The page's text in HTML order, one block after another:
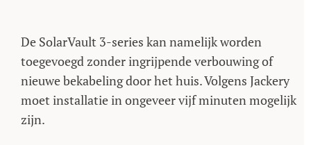
De SolarVault 3-series kan namelijk worden
toegevoegd zonder ingrijpende verbouwing of
nieuwe bekabeling door het huis. Volgens Jackery
moet installatie in ongeveer vijf minuten mogelijk
zijn.